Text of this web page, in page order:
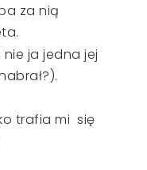
za nią
nie ja jedna jej
trafia mi się